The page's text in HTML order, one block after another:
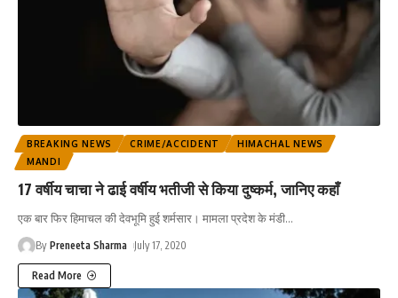
BREAKING NEWS CRIME/ACCIDENT
HIMACHAL NEWS
MANDI
17 वर्षीय चाचा ने ढाई वर्षीय भतीजी से किया दुष्कर्म, जानिए कहाँ
एक बार फिर हिमाचल की देवभूमि हुई शर्मसार। मामला प्रदेश के मंडी…
By Preneeta Sharma July 17, 2020
Read More